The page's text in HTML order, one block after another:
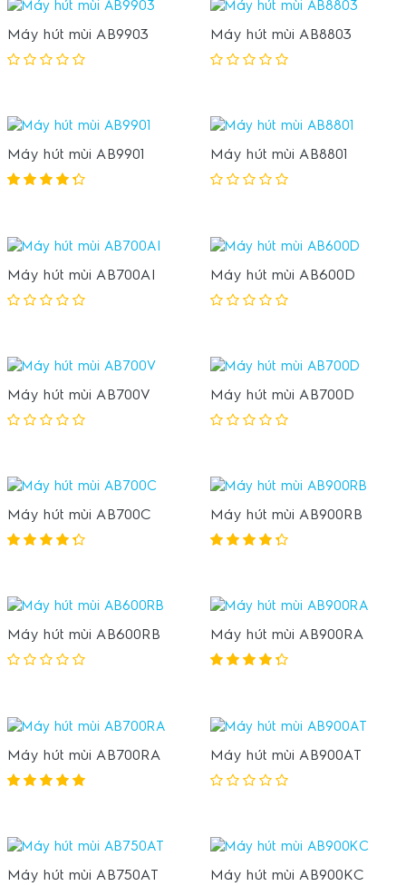
Máy hút mùi AB9903 Máy hút mùi AB8803
Máy hút mùi AB9901 Máy hút mùi AB8801
Máy hút mùi AB700AI Máy hút mùi AB600D
Máy hút mùi AB700V Máy hút mùi AB700D
Máy hút mùi AB700C Máy hút mùi AB900RB
Máy hút mùi AB600RB Máy hút mùi AB900RA
Máy hút mùi AB700RA Máy hút mùi AB900AT
Máy hút mùi AB750AT Máy hút mùi AB900KC